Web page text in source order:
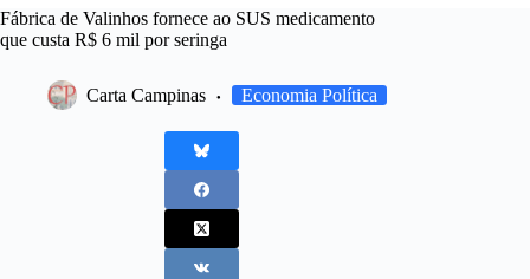
Fábrica de Valinhos fornece ao SUS medicamento
que custa R$ 6 mil por seringa
Carta Campinas Economia Política